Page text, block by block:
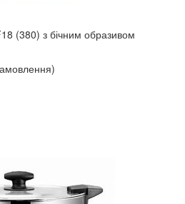
(380) з бічним образивом